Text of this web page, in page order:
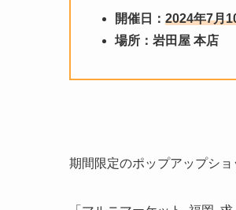
開催日： 2024年7月
場所： 岩田屋 本店
期間限定のポップアップショ